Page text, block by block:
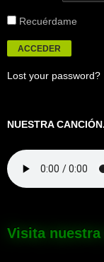
Recuérdame
Lost your password?
NUESTRA
Visita nuestra